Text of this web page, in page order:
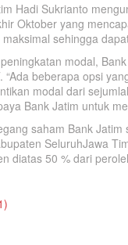
Hadi Sukrianto
Oktober yang
sehingga
modal,
“Ada beberapa opsi
modal dari
Bank Jatim untuk
saham Bank
SeluruhJawa
diatas 50 % dari